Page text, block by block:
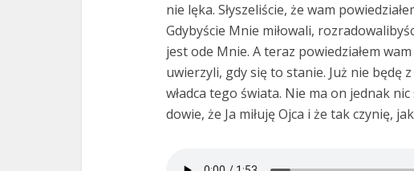
nie lęka. Słyszeliście, że wam
Gdybyście Mnie miłowali,
jest ode Mnie. A teraz powiedziałem
uwierzyli, gdy się to stanie. Już nie będę
władca tego świata. Nie ma on jednak
dowie, że Ja miłuję Ojca i że tak czynię,